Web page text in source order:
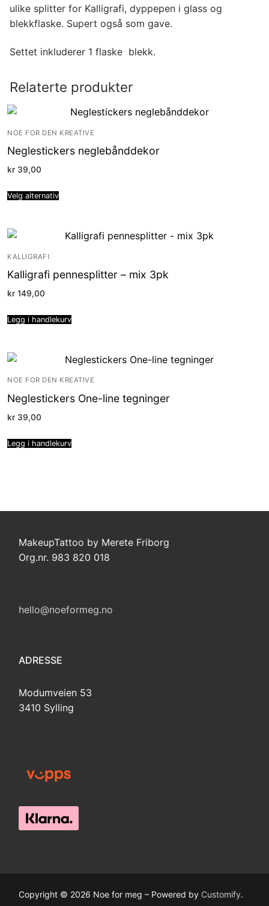
ulike splitter for Kalligrafi, dyppepen i glass og
blekkflaske. Supert også som gave.
Settet inkluderer 1 flaske blekk.
Relaterte produkter
NOE FOR DEN KREATIVE
Neglestickers neglebånddekor
kr 39,00
Velg alternativ
KALLIGRAFI
Kalligrafi pennesplitter – mix 3pk
kr 149,00
Legg i handlekurv
NOE FOR DEN KREATIVE
Neglestickers One-line tegninger
kr 39,00
Legg i handlekurv
MakeupTattoo by Merete Friborg
Org.nr. 983 820 018
hello@noeformeg.no
ADRESSE
Modumveien 53
3410 Sylling
Copyright © 2026 Noe for meg – Powered by Customify.